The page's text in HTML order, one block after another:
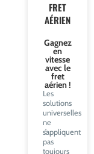
FRET
AÉRIEN
Gagnez
en
vitesse
avec le
fret
aérien !
Les
solutions
universelles
ne
s’appliquent
pas
toujours